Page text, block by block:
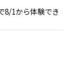
8/1から体験でき